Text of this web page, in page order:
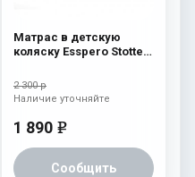
Матрас в детскую
коляску Esspero Stotte
2 300 р
1 890 e
Сообщить
Наличие уточняйте